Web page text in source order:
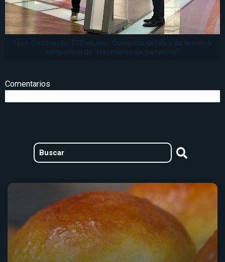
Nico Guzmán en T13 en vivo: Comparte detalles de la nueva
temporada de "Hacedores de pan invita"
Comentarios